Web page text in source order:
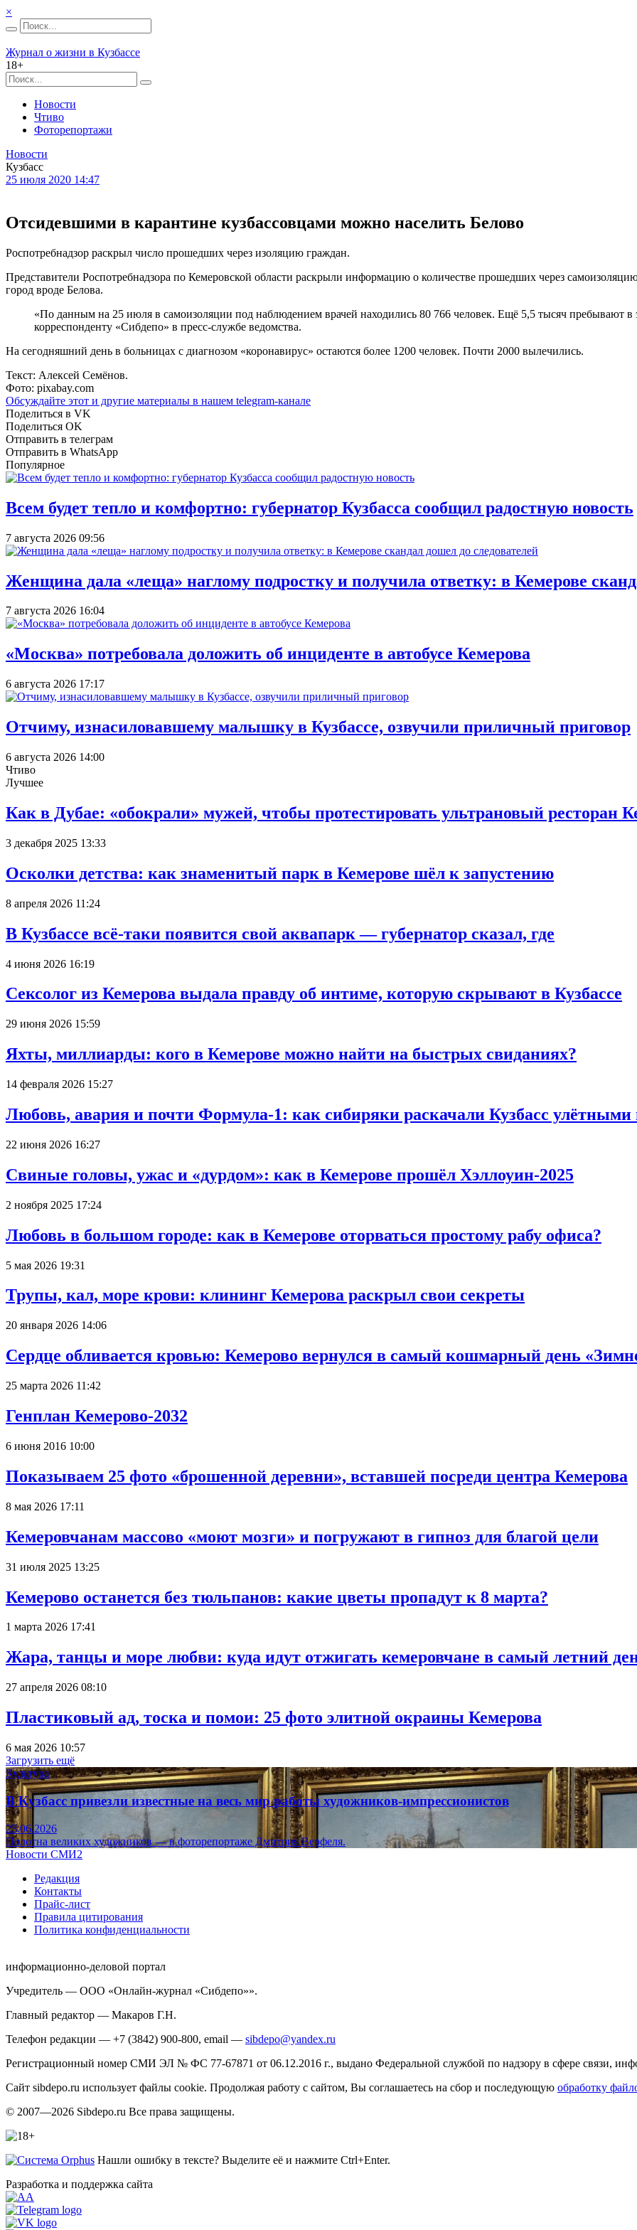
×
Журнал о жизни в Кузбассе
18+
Новости
Чтиво
Фоторепортажи
Новости
Кузбасс
25 июля 2020 14:47
Отсидевшими в карантине кузбассовцами можно населить Белово
Роспотребнадзор раскрыл число прошедших через изоляцию граждан.
Представители Роспотребнадзора по Кемеровской области раскрыли информацию о количестве прошедших через
город вроде Белова.
«По данным на 25 июля в самоизоляции под наблюдением врачей находились 80 766 человек. Ещё 5,5 тысяч пребывают
корреспонденту «Сибдепо» в пресс-службе ведомства.
На сегодняшний день в больницах с диагнозом «коронавирус» остаются более 1200 человек. Почти 2000 вылечились.
Текст: Алексей Семёнов.
Фото: pixabay.com
Обсуждайте этот и другие материалы в нашем telegram-канале
Поделиться в VK
Поделиться OK
Отправить в телеграм
Отправить в WhatsApp
Популярное
Всем будет тепло и комфортно: губернатор Кузбасса сообщил радостную новость
7 августа 2026 09:56
Женщина дала «леща» наглому подростку и получила ответку: в Кемерове
7 августа 2026 16:04
«Москва» потребовала доложить об инциденте в автобусе Кемерова
6 августа 2026 17:17
Отчиму, изнасиловавшему малышку в Кузбассе, озвучили приличный приговор
6 августа 2026 14:00
Чтиво
Лучшее
Как в Дубае: «обокрали» мужей, чтобы протестировать ультрановый ресторан
3 декабря 2025 13:33
Осколки детства: как знаменитый парк в Кемерове шёл к запустению
8 апреля 2026 11:24
В Кузбассе всё-таки появится свой аквапарк — губернатор сказал, где
4 июня 2026 16:19
Сексолог из Кемерова выдала правду об интиме, которую скрывают в Кузбассе
29 июня 2026 15:59
Яхты, миллиарды: кого в Кемерове можно найти на быстрых свиданиях?
14 февраля 2026 15:27
Любовь, авария и почти Формула-1: как сибиряки раскачали Кузбасс улётными
22 июня 2026 16:27
Свиные головы, ужас и «дурдом»: как в Кемерове прошёл Хэллоуин-2025
2 ноября 2025 17:24
Любовь в большом городе: как в Кемерове оторваться простому рабу офиса?
5 мая 2026 19:31
Трупы, кал, море крови: клининг Кемерова раскрыл свои секреты
20 января 2026 14:06
Сердце обливается кровью: Кемерово вернулся в самый кошмарный день
25 марта 2026 11:42
Генплан Кемерово-2032
6 июня 2016 10:00
Показываем 25 фото «брошенной деревни», вставшей посреди центра Кемерова
8 мая 2026 17:11
Кемеровчанам массово «моют мозги» и погружают в гипноз для благой цели
31 июля 2025 13:25
Кемерово останется без тюльпанов: какие цветы пропадут к 8 марта?
1 марта 2026 17:41
Жара, танцы и море любви: куда идут отжигать кемеровчане в самый летний
27 апреля 2026 08:10
Пластиковый ад, тоска и помои: 25 фото элитной окраины Кемерова
6 мая 2026 10:57
Загрузить ещё
Культура
В Кузбасс привезли известные на весь мир работы художников-импрессионистов
23.06.2026
Полотна великих художников — в фоторепортаже Дмитрия Верфеля.
Новости СМИ2
Редакция
Контакты
Прайс-лист
Правила цитирования
Политика конфиденциальности
информационно-деловой портал
Учредитель — ООО «Онлайн-журнал «Сибдепо»».
Главный редактор — Макаров Г.Н.
Телефон редакции — +7 (3842) 900-800, email — sibdepo@yandex.ru
Регистрационный номер СМИ ЭЛ № ФС 77-67871 от 06.12.2016 г., выдано Федеральной службой по надзору в сфере связи,
Сайт sibdepo.ru использует файлы cookie. Продолжая работу с сайтом, Вы соглашаетесь на сбор и последующую обработку
© 2007—2026 Sibdepo.ru Все права защищены.
Нашли ошибку в тексте? Выделите её и нажмите Ctrl+Enter.
Разработка и поддержка сайта